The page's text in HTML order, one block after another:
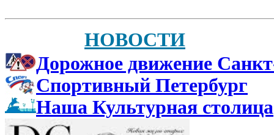
НОВОСТИ
Дорожное движение
Спортивный Петербург
Наша Культурная столица